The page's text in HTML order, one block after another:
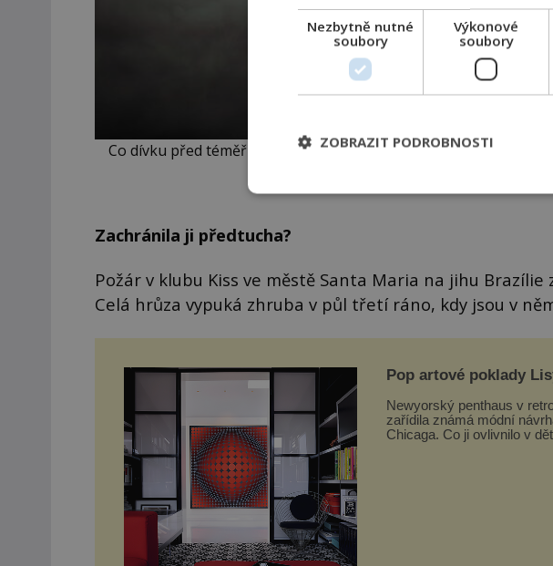
Co dívku před téměř jistou smrtí vlastně zachránilo? Šlo o
Zachránila ji předtucha?
Požár v klubu Kiss ve městě Santa Maria na jihu Brazílie
Celá hrůza vypuká zhruba v půl třetí ráno, kdy jsou v
Pop artové poklady
Newyorský penthaus v
zařídila známá módní
Chicaga. Co ji ovlivnilo v
Nezbytně nutné
soubory
Výkonové
soubory
ZOBRAZIT PODROBNOSTI